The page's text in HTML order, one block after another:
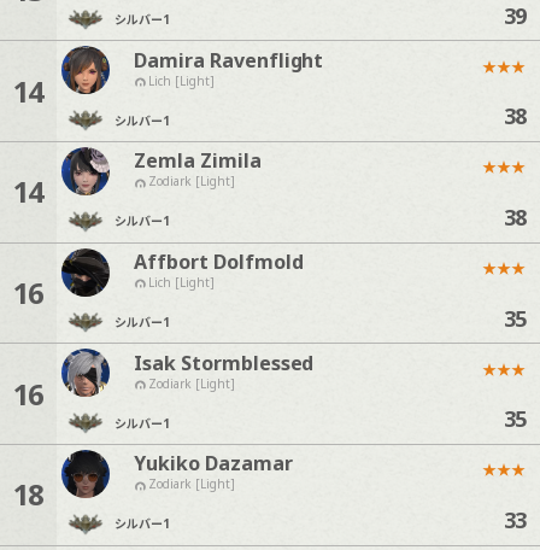
シルバー1 39
14
Damira Ravenflight
Lich [Light]
シルバー1
★★★
38
14
Zemla Zimila
Zodiark [Light]
シルバー1
★★★
38
16
Affbort Dolfmold
Lich [Light]
シルバー1
★★★
35
16
Isak Stormblessed
Zodiark [Light]
シルバー1
★★★
35
18
Yukiko Dazamar
Zodiark [Light]
シルバー1
★★★
33